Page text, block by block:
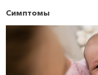
Симптомы